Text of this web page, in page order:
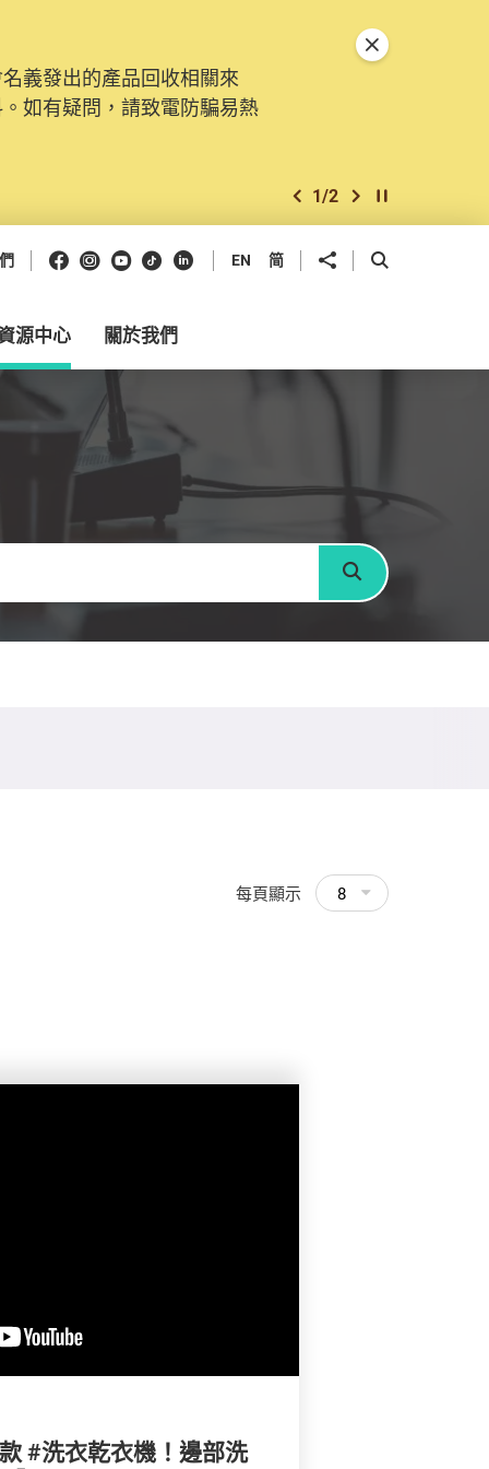
義發出的產品回收相關來
如有疑問，請致電防騙易熱
。由2025年11月10日起，
訴、查詢及建議。所有提交
上一個
2/2 下一個開始/暫停幻燈
關閉特別通告
Facebook
Instagram
Youtube
抖音領英 EN 简 分享到 開啟搜尋框
源中心 關於我們
搜尋
每頁顯示 8
#洗衣乾衣機！邊部洗